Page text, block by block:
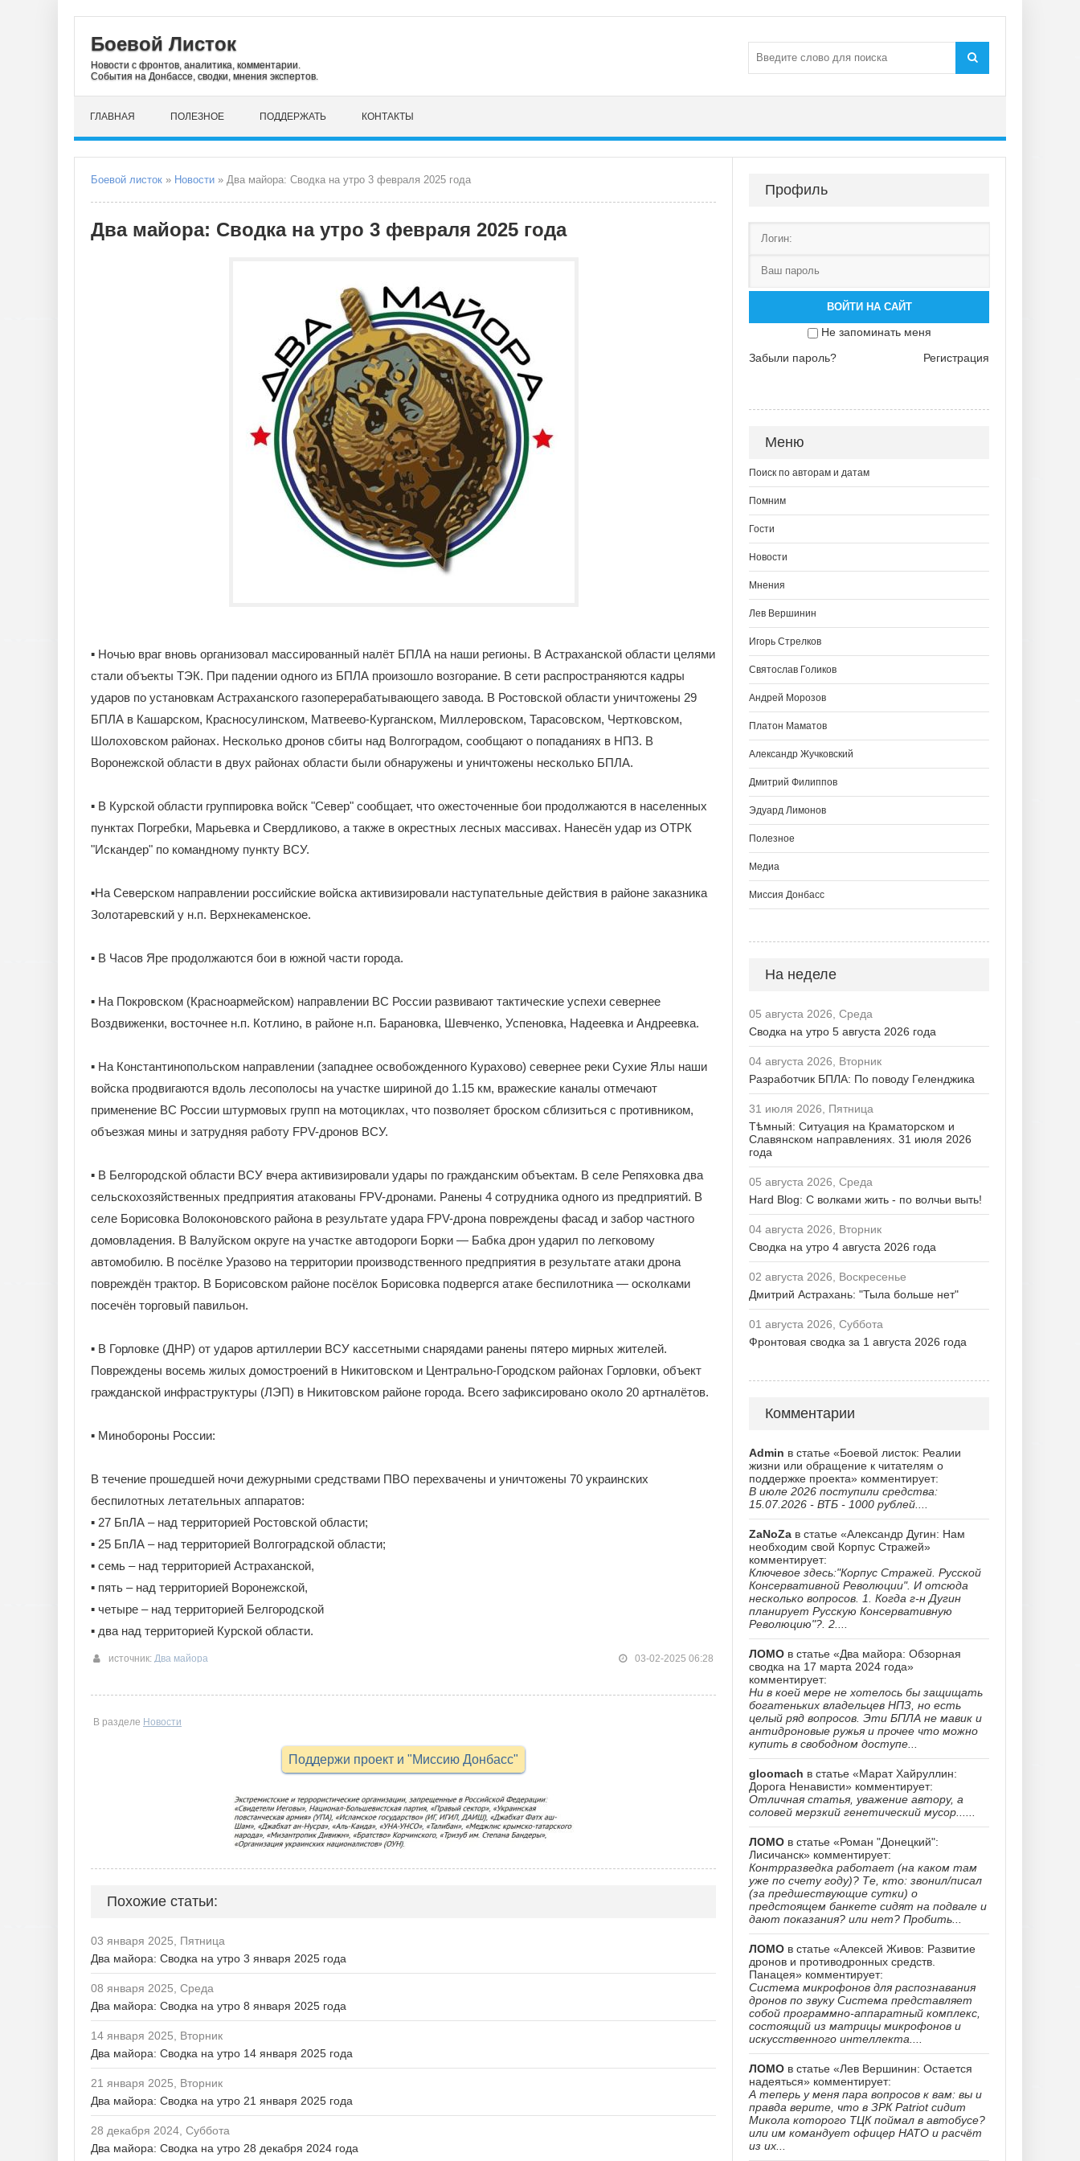
Боевой Листок
Новости с фронтов, аналитика, комментарии.
События на Донбассе, сводки, мнения экспертов.
ГЛАВНАЯ ПОЛЕЗНОЕ ПОДДЕРЖАТЬ КОНТАКТЫ
Боевой листок » Новости » Два майора: Сводка на утро 3 февраля 2025 года
Два майора: Сводка на утро 3 февраля 2025 года
▪️ Ночью враг вновь организовал массированный налёт БПЛА на наши регионы. В Астраханской области целями
стали объекты ТЭК. При падении одного из БПЛА произошло возгорание. В сети распространяются кадры
ударов по установкам Астраханского газоперерабатывающего завода. В Ростовской области уничтожены 29
БПЛА в Кашарском, Красносулинском, Матвеево-Курганском, Миллеровском, Тарасовском, Чертковском,
Шолоховском районах. Несколько дронов сбиты над Волгоградом, сообщают о попаданиях в НПЗ. В
Воронежской области в двух районах области были обнаружены и уничтожены несколько БПЛА.
▪️ В Курской области группировка войск "Север" сообщает, что ожесточенные бои продолжаются в населенных
пунктах Погребки, Марьевка и Свердликово, а также в окрестных лесных массивах. Нанесён удар из ОТРК
"Искандер" по командному пункту ВСУ.
▪️На Северском направлении российские войска активизировали наступательные действия в районе заказника
Золотаревский у н.п. Верхнекаменское.
▪️ В Часов Яре продолжаются бои в южной части города.
▪️ На Покровском (Красноармейском) направлении ВС России развивают тактические успехи севернее
Воздвиженки, восточнее н.п. Котлино, в районе н.п. Барановка, Шевченко, Успеновка, Надеевка и Андреевка.
▪️ На Константинопольском направлении (западнее освобожденного Курахово) севернее реки Сухие Ялы наши
войска продвигаются вдоль лесополосы на участке шириной до 1.15 км, вражеские каналы отмечают
применение ВС России штурмовых групп на мотоциклах, что позволяет броском сблизиться с противником,
объезжая мины и затрудняя работу FPV-дронов ВСУ.
▪️ В Белгородской области ВСУ вчера активизировали удары по гражданским объектам. В селе Репяховка два
сельскохозяйственных предприятия атакованы FPV-дронами. Ранены 4 сотрудника одного из предприятий. В
селе Борисовка Волоконовского района в результате удара FPV-дрона повреждены фасад и забор частного
домовладения. В Валуйском округе на участке автодороги Борки — Бабка дрон ударил по легковому
автомобилю. В посёлке Уразово на территории производственного предприятия в результате атаки дрона
повреждён трактор. В Борисовском районе посёлок Борисовка подвергся атаке беспилотника — осколками
посечён торговый павильон.
▪️ В Горловке (ДНР) от ударов артиллерии ВСУ кассетными снарядами ранены пятеро мирных жителей.
Повреждены восемь жилых домостроений в Никитовском и Центрально-Городском районах Горловки, объект
гражданской инфраструктуры (ЛЭП) в Никитовском районе города. Всего зафиксировано около 20 артналётов.
▪️ Минобороны России:
В течение прошедшей ночи дежурными средствами ПВО перехвачены и уничтожены 70 украинских
беспилотных летательных аппаратов:
▪️ 27 БпЛА – над территорией Ростовской области;
▪️ 25 БпЛА – над территорией Волгоградской области;
▪️ семь – над территорией Астраханской,
▪️ пять – над территорией Воронежской,
▪️ четыре – над территорией Белгородской
▪️ два над территорией Курской области.
источник: Два майора 03-02-2025 06:28
В разделе Новости
Поддержи проект и "Миссию Донбасс"
Похожие статьи:
03 января 2025, Пятница
Два майора: Сводка на утро 3 января 2025 года
08 января 2025, Среда
Два майора: Сводка на утро 8 января 2025 года
14 января 2025, Вторник
Два майора: Сводка на утро 14 января 2025 года
21 января 2025, Вторник
Два майора: Сводка на утро 21 января 2025 года
28 декабря 2024, Суббота
Два майора: Сводка на утро 28 декабря 2024 года
Профиль
ВОЙТИ НА САЙТ
Не запоминать меня
Забыли пароль?
Регистрация
Меню
Поиск по авторам и датам
Помним
Гости
Новости
Мнения
Лев Вершинин
Игорь Стрелков
Святослав Голиков
Андрей Морозов
Платон Маматов
Александр Жучковский
Дмитрий Филиппов
Эдуард Лимонов
Полезное
Медиа
Миссия Донбасс
На неделе
05 августа 2026, Среда
Сводка на утро 5 августа 2026 года
04 августа 2026, Вторник
Разработчик БПЛА: По поводу Геленджика
31 июля 2026, Пятница
Тѣмный: Ситуация на Краматорском и
Славянском направлениях. 31 июля 2026
года
05 августа 2026, Среда
Hard Blog: С волками жить - по волчьи выть!
04 августа 2026, Вторник
Сводка на утро 4 августа 2026 года
02 августа 2026, Воскресенье
Дмитрий Астрахань: "Тыла больше нет"
01 августа 2026, Суббота
Фронтовая сводка за 1 августа 2026 года
Комментарии
Admin в статье «Боевой листок: Реалии
жизни или обращение к читателям о
поддержке проекта» комментирует:
В июле 2026 поступили средства:
15.07.2026 - ВТБ - 1000 рублей....
ZaNoZa в статье «Александр Дугин: Нам
необходим свой Корпус Стражей»
комментирует:
Ключевое здесь:"Корпус Стражей. Русской
Консервативной Революции". И отсюда
несколько вопросов. 1. Когда г-н Дугин
планирует Русскую Консервативную
Революцию"?. 2....
ЛОМО в статье «Два майора: Обзорная
сводка на 17 марта 2024 года»
комментирует:
Ни в коей мере не хотелось бы защищать
богатеньких владельцев НПЗ, но есть
целый ряд вопросов. Эти БПЛА не мавик и
антидроновые ружья и прочее что можно
купить в свободном доступе...
gloomach в статье «Марат Хайруллин:
Дорога Ненависти» комментирует:
Отличная статья, уважение автору, а
соловей мерзкий генетический мусор......
ЛОМО в статье «Роман "Донецкий":
Лисичанск» комментирует:
Контрразведка работает (на каком там
уже по счету году)? Те, кто: звонил/писал
(за предшествующие сутки) о
предстоящем банкете сидят на подвале и
дают показания? или нет? Пробить...
ЛОМО в статье «Алексей Живов: Развитие
дронов и противодронных средств.
Панацея» комментирует:
Система микрофонов для распознавания
дронов по звуку Система представляет
собой программно-аппаратный комплекс,
состоящий из матрицы микрофонов и
искусственного интеллекта....
ЛОМО в статье «Лев Вершинин: Остается
надеяться» комментирует:
А теперь у меня пара вопросов к вам: вы и
правда верите, что в ЗРК Patriot сидит
Микола которого ТЦК поймал в автобусе?
или им командует офицер НАТО и расчёт
из их...